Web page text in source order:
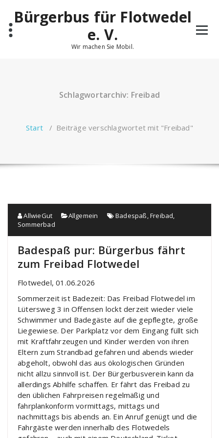
Inhalt
springenBürgerbus für Flotwedel
e. V.
Wir machen Sie Mobil.
Schlagwortarchiv: Freibad
Start / Beiträge verschlagwortet mit "Freibad"
AllwieGut Allgemein Badespaß,Freibad,
Sommerbad
Badespaß pur: Bürgerbus fährt
zum Freibad Flotwedel
Flotwedel, 01.06.2026
Sommerzeit ist Badezeit: Das Freibad Flotwedel im
Lütersweg 3 in Offensen lockt derzeit wieder viele
Schwimmer und Badegäste auf die gepflegte, große
Liegewiese. Der Parkplatz vor dem Eingang füllt sich
mit Kraftfahrzeugen und Kinder werden von ihren
Eltern zum Strandbad gefahren und abends wieder
abgeholt, obwohl das aus ökologischen Gründen
nicht allzu sinnvoll ist. Der Bürgerbusverein kann da
allerdings Abhilfe schaffen. Er fährt das Freibad zu
den üblichen Fahrpreisen regelmäßig und
fahrplankonform vormittags, mittags und
nachmittags bis abends an. Ein Anruf genügt und die
Fahrgäste werden innerhalb des Flotwedels